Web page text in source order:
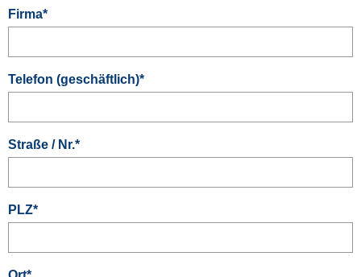
Firma*
Telefon (geschäftlich)*
Straße / Nr.*
PLZ*